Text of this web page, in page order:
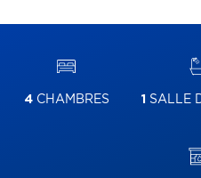
4CHAMBRES 1 SALLE